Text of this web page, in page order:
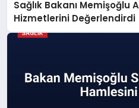
Sağlık Bakanı Memişoğlu
Hizmetlerini Değerlendirdi